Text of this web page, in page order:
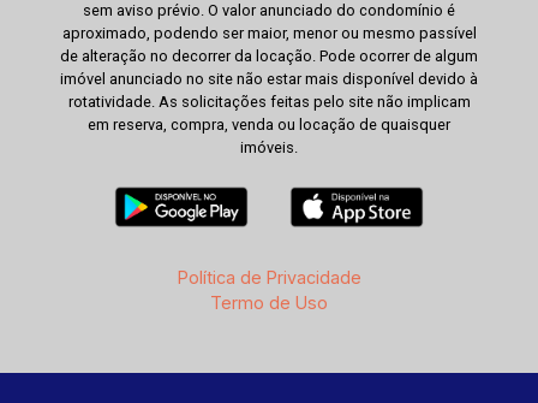
sem aviso prévio. O valor anunciado do condomínio é
aproximado, podendo ser maior, menor ou mesmo passível
de alteração no decorrer da locação. Pode ocorrer de algum
imóvel anunciado no site não estar mais disponível devido à
rotatividade. As solicitações feitas pelo site não implicam
em reserva, compra, venda ou locação de quaisquer
imóveis.
Política de Privacidade
Termo de Uso